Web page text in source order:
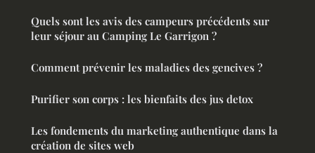
Quels sont les avis des campeurs précédents sur
leur séjour au Camping Le Garrigon ?
Comment prévenir les maladies des gencives ?
Purifier son corps : les bienfaits des jus detox
Les fondements du marketing authentique dans la
création de sites web